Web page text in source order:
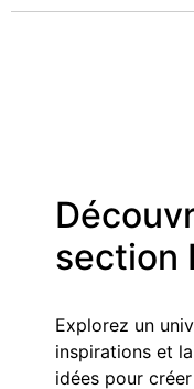
section
Explorez un
inspirations et
idées pour